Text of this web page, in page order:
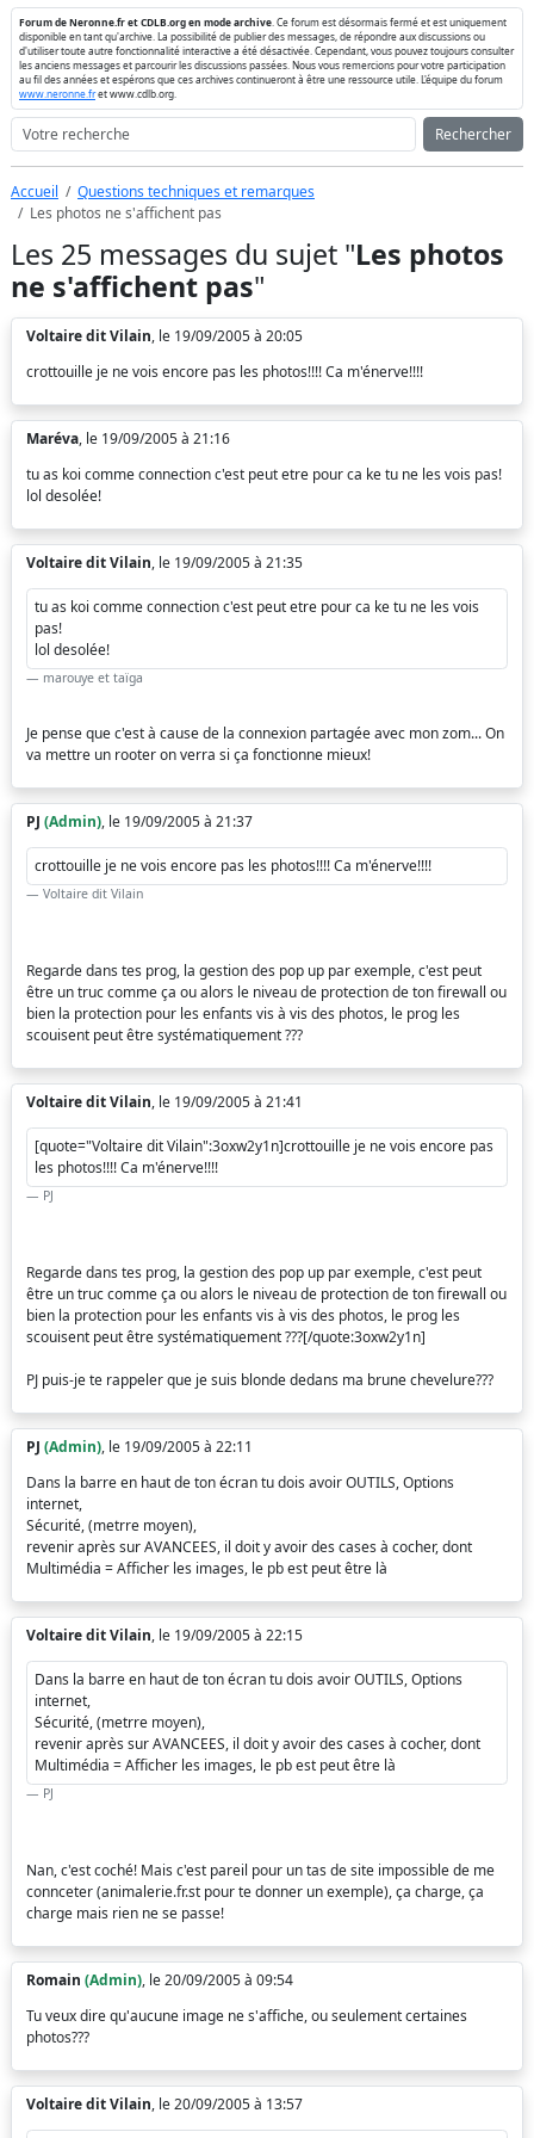
Forum de Neronne.fr et CDLB.org en mode archive . Ce forum est désormais fermé et est uniquement
disponible en tant qu'archive. La possibilité de publier des messages, de répondre aux discussions ou
d'utiliser toute autre fonctionnalité interactive a été désactivée. Cependant, vous pouvez toujours consulter
les anciens messages et parcourir les discussions passées. Nous vous remercions pour votre participation
au fil des années et espérons que ces archives continueront à être une ressource utile. L'équipe du forum
www.neronne.fret www.cdlb.org.
Rechercher
Accueil
Questions techniques et remarques
Les photos ne s'affichent pas
Les 25 messages du sujet "Les photos
ne s'affichent pas"
Voltaire dit Vilain, le 19/09/2005 à 20:05
crottouille je ne vois encore pas les photos!!!! Ca m'énerve!!!!
Maréva, le 19/09/2005 à 21:16
tu as koi comme connection c'est peut etre pour ca ke tu ne les vois pas!
lol desolée!
Voltaire dit Vilain, le 19/09/2005 à 21:35
tu as koi comme connection c'est peut etre pour ca ke tu ne les vois
pas!
lol desolée!
marouye et taïga
Je pense que c'est à cause de la connexion partagée avec mon zom... On
va mettre un rooter on verra si ça fonctionne mieux!
PJ (Admin), le 19/09/2005 à 21:37
crottouille je ne vois encore pas les photos!!!! Ca m'énerve!!!!
Voltaire dit Vilain
Regarde dans tes prog, la gestion des pop up par exemple, c'est peut
être un truc comme ça ou alors le niveau de protection de ton firewall ou
bien la protection pour les enfants vis à vis des photos, le prog les
scouisent peut être systématiquement ???
Voltaire dit Vilain, le 19/09/2005 à 21:41
[quote="Voltaire dit Vilain":3oxw2y1n]crottouille je ne vois encore pas
les photos!!!! Ca m'énerve!!!!
PJ
Regarde dans tes prog, la gestion des pop up par exemple, c'est peut
être un truc comme ça ou alors le niveau de protection de ton firewall ou
bien la protection pour les enfants vis à vis des photos, le prog les
scouisent peut être systématiquement ???[/quote:3oxw2y1n]
PJ puis-je te rappeler que je suis blonde dedans ma brune chevelure???
PJ (Admin), le 19/09/2005 à 22:11
Dans la barre en haut de ton écran tu dois avoir OUTILS, Options
internet,
Sécurité, (metrre moyen),
revenir après sur AVANCEES, il doit y avoir des cases à cocher, dont
Multimédia = Afficher les images, le pb est peut être là
Voltaire dit Vilain, le 19/09/2005 à 22:15
Dans la barre en haut de ton écran tu dois avoir OUTILS, Options
internet,
Sécurité, (metrre moyen),
revenir après sur AVANCEES, il doit y avoir des cases à cocher, dont
Multimédia = Afficher les images, le pb est peut être là
PJ
Nan, c'est coché! Mais c'est pareil pour un tas de site impossible de me
connceter (animalerie.fr.st pour te donner un exemple), ça charge, ça
charge mais rien ne se passe!
Romain (Admin), le 20/09/2005 à 09:54
Tu veux dire qu'aucune image ne s'affiche, ou seulement certaines
photos???
Voltaire dit Vilain, le 20/09/2005 à 13:57